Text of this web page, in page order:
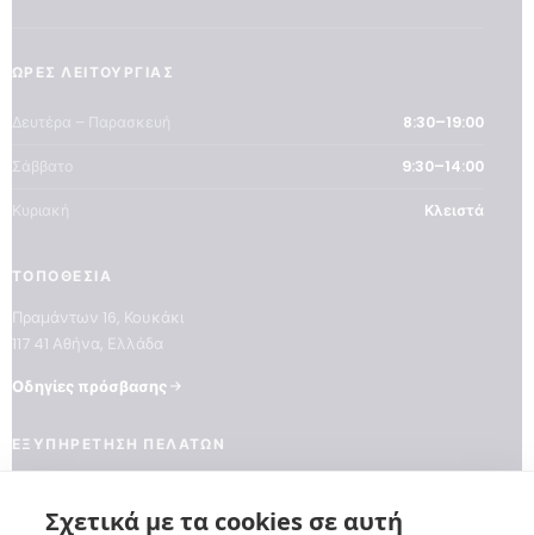
Σχετικά με τα cookies σε αυτή
ΏΡΕΣ ΛΕΙΤΟΥΡΓΊΑΣ
Δευτέρα – Παρασκευή 8:30–19:00
Σάββατο 9:30–14:00
Κυριακή Κλειστά
ΤΟΠΟΘΕΣΊΑ
Πραμάντων 16, Κουκάκι
117 41 Αθήνα, Ελλάδα
Οδηγίες πρόσβασης
ΕΞΥΠΗΡΈΤΗΣΗ ΠΕΛΑΤΏΝ
Αποστολές και παραδόσεις